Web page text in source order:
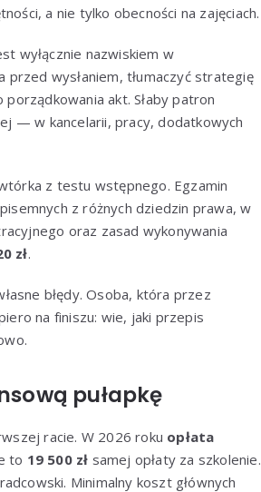
a nie tylko obecności na zajęciach.
wyłącznie nazwiskiem w
przed wysłaniem, tłumaczyć strategię
akt. Słaby patron
— w kancelarii, pracy, dodatkowych
z testu wstępnego. Egzamin
z różnych dziedzin prawa, w
oraz zasad wykonywania
zł.
błędy. Osoba, która przez
na finiszu: wie, jaki przepis
pułapkę
racie. W 2026 roku opłata
to 19 500 zł samej opłaty za szkolenie.
Minimalny koszt głównych